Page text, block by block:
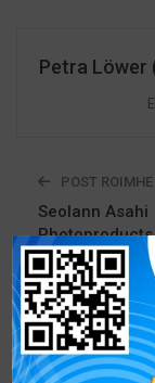
Petra Löwer
POST ROIMHE
Seolann Asahi
AWP-CLFQ
Grianchloch